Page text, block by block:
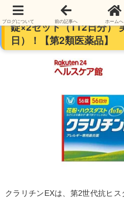
【セットも安い】【1日
錠×2セット（112日分）
日）！【第2類医薬品】
クラリチンEXは、第2世代抗ヒ
ブログについて 前の記事へ ホームへ